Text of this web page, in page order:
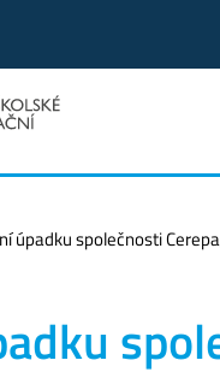
úpadku společnosti